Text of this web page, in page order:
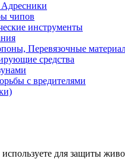
чипов
инструменты
Перевязочные
средства
с вредителями
для защиты